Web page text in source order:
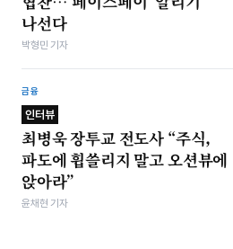
나선다
박형민 기자
금융
인터뷰
최병욱 장투교 전도사 “주식,
파도에 휩쓸리지 말고 오션뷰에
앉아라”
윤채현 기자